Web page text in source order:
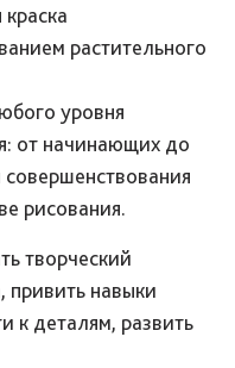
растительного
уровня
от начинающих до
рисования.
творческий
привить навыки
к деталям, развить